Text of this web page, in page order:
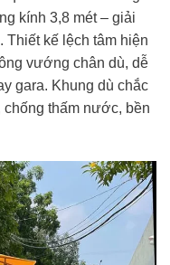
kính 3,8 mét – giải
Thiết kế lệch tâm hiện
vướng chân dù, dễ
gara. Khung dù chắc
chống thấm nước, bền